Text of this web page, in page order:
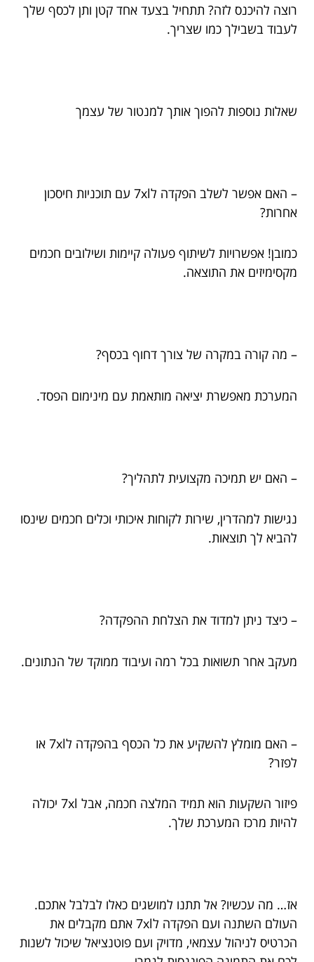
רוצה להיכנס לזה? תתחיל בצעד אחד קטן ותן לכסף שלך
לעבוד בשבילך כמו שצריך.
שאלות נוספות להפוך אותך למנטור של עצמך
– האם אפשר לשלב הפקדה ל7xl עם תוכניות חיסכון
אחרות?
כמובן! אפשרויות לשיתוף פעולה קיימות ושילובים חכמים
מקסימיזים את התוצאה.
– מה קורה במקרה של צורך דחוף בכסף?
המערכת מאפשרת יציאה מותאמת עם מינימום הפסד.
– האם יש תמיכה מקצועית לתהליך?
נגישות למהדרין, שירות לקוחות איכותי וכלים חכמים שינסו
להביא לך תוצאות.
– כיצד ניתן למדוד את הצלחת ההפקדה?
מעקב אחר תשואות בכל רמה ועיבוד ממוקד של הנתונים.
– האם מומלץ להשקיע את כל הכסף בהפקדה ל7xl או
לפזר?
פיזור השקעות הוא תמיד המלצה חכמה, אבל 7xl יכולה
להיות מרכז המערכת שלך.
אז… מה עכשיו? אל תתנו למושגים כאלו לבלבל אתכם.
העולם השתנה ועם הפקדה ל7xl אתם מקבלים את
הכרטיס לניהול עצמאי, מדויק ועם פוטנציאל שיכול לשנות